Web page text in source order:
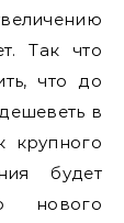
Так что
что до
в
крупного
будет
нового